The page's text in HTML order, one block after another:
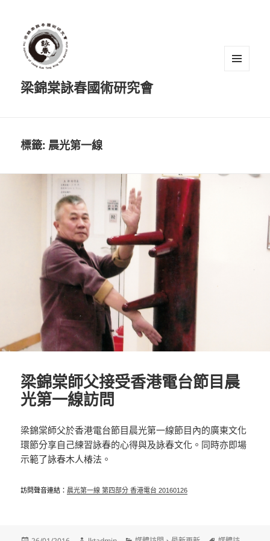
梁錦棠詠春國術研究會
標籤: 晨光第一線
梁錦棠師父接受香港電台節目晨
光第一線訪問
梁錦棠師父於香港電台節目晨光第一線節目內的廣東文化
環節分享自己練習詠春的心得與及詠春文化。同時亦即場
示範了詠春木人椿法。
訪問聲音連結： 晨光第一線 第四部分 香港電台 20160126